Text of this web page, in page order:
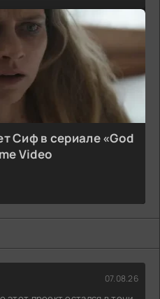
Сиф в сериале «God
Video
07.08.26